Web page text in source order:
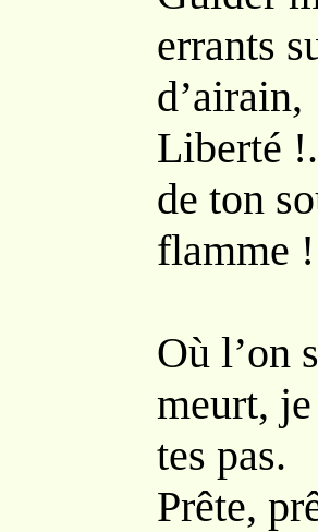
errants
d’airain,
Liberté
de ton
flamme !
Où l’on
meurt,
tes pas.
Prête,